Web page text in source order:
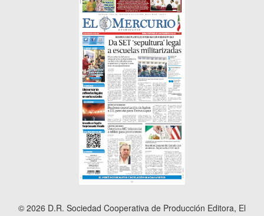
© 2026 D.R. Sociedad Cooperativa de Producción Editora, El